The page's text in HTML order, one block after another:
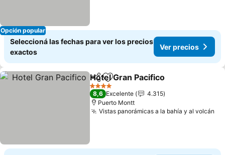
Opción popular
Seleccioná las fechas para ver los precios
exactos
Ver precios
CompartirAñadir a favoritos
Hotel Gran Pacifico
4 Estrellas
8,6 Excelente
4.315
Puerto Montt
Vistas panorámicas a la bahía y al volcán